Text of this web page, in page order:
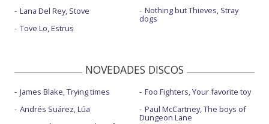
Lana Del Rey, Stove
Tove Lo, Estrus
Nothing but Thieves, Stray
dogs
NOVEDADES DISCOS
James Blake, Trying times
Andrés Suárez, Lúa
Foo Fighters, Your favorite toy
Paul McCartney, The boys of
Dungeon Lane